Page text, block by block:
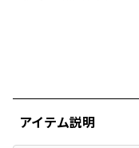
アイテム説明